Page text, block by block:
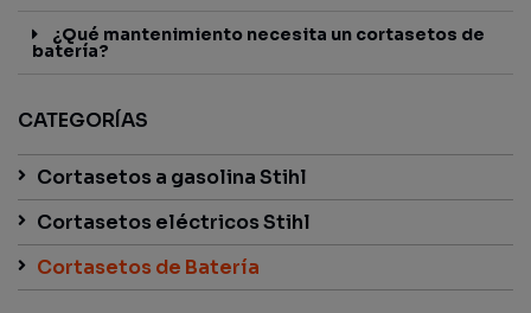
¿Qué mantenimiento necesita un cortasetos de
batería?
CATEGORÍAS
Cortasetos a gasolina Stihl
Cortasetos eléctricos Stihl
Cortasetos de Batería